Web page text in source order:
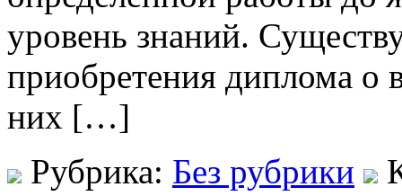
уровень знаний.
приобретения диплома о
них […]
Рубрика: Без рубрики